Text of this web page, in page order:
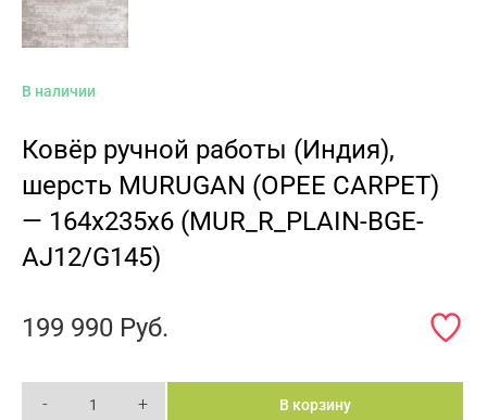
В наличии
Ковёр ручной работы (Индия),
шерсть MURUGAN (OPEE CARPET)
— 164x235x6 (MUR_R_PLAIN-BGE-
AJ12/G145)
199 990 Руб.
- + В корзину